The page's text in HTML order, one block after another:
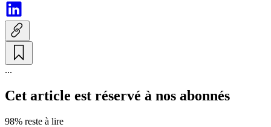
...
Cet article est réservé à nos abonnés
98% reste à lire